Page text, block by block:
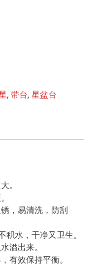
, 带台, 星盆台
。
，易清洗，防刮
水，干净又卫生。
溢出来。
有效保持平衡。